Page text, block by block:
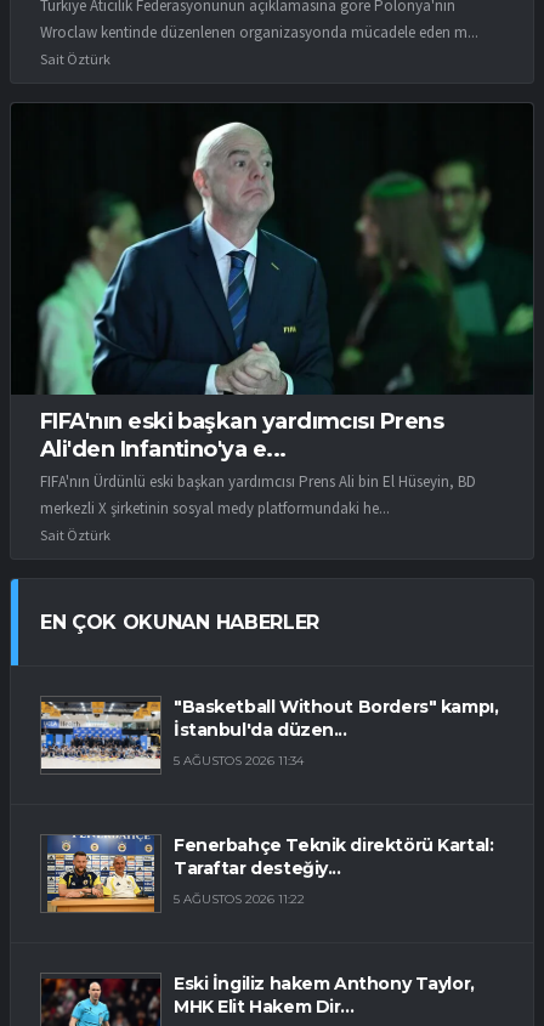
Türkiye Atıcılık Federasyonunun açıklamasına göre Polonya'nın
Wroclaw kentinde düzenlenen organizasyonda mücadele eden m...
Sait Öztürk
FIFA'nın eski başkan yardımcısı Prens
Ali'den Infantino'ya e...
FIFA'nın Ürdünlü eski başkan yardımcısı Prens Ali bin El Hüseyin, BD
merkezli X şirketinin sosyal medy platformundaki he...
Sait Öztürk
EN ÇOK OKUNAN HABERLER
"Basketball Without Borders" kampı,
İstanbul'da düzen...
5 AĞUSTOS 2026 11:34
Fenerbahçe Teknik direktörü Kartal:
Taraftar desteğiy...
5 AĞUSTOS 2026 11:22
Eski İngiliz hakem Anthony Taylor,
MHK Elit Hakem Dir...